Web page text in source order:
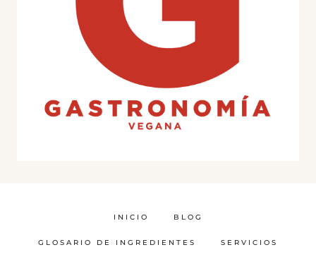
INICIO BLOG
GLOSARIO DE INGREDIENTES SERVICIOS